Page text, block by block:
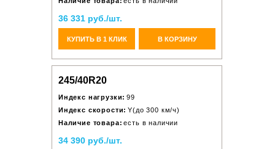
36 331 руб./шт.
КУПИТЬ В 1 КЛИК В КОРЗИНУ
245/40R20
Индекс нагрузки: 99
Индекс скорости: Y(до 300 км/ч)
Наличие товара: есть в наличии
34 390 руб./шт.